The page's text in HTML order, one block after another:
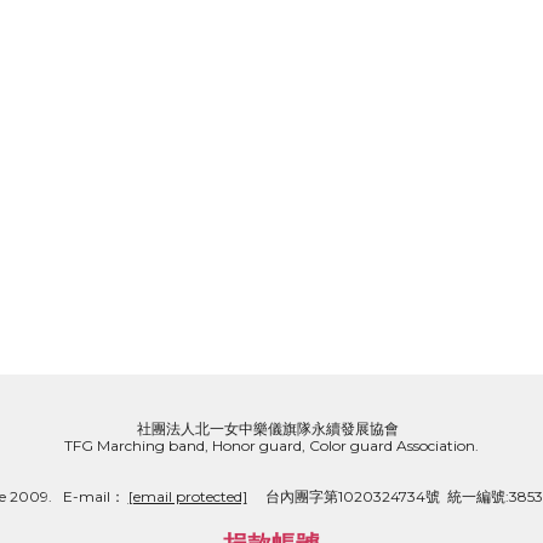
社團法人北一女中樂儀旗隊永續發展協會
TFG Marching band, Honor guard, Color guard Association.
2009.   E-mail： [email protected]
台內團字第1020324734號  統一編號